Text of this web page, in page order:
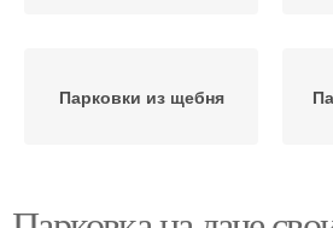
Парковки из щебня